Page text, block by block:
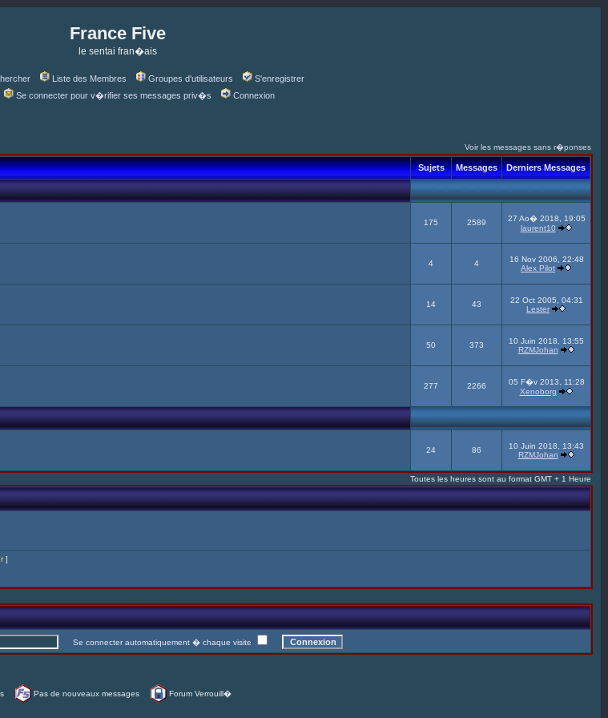
France Five
le sentai fran�ais
Liste des Membres Groupes d'utilisateurs
S'enregistrer
Se connecter pour v�rifier ses messages priv�s Connexion
Voir les messages sans r�ponses
Sujets Messages Derniers Messages
175 2589
27 Ao� 2018, 19:05
laurent10
4 4
16 Nov 2006, 22:48
Alex Pilot
14 43
22 Oct 2005, 04:31
Lester
50 373
10 Juin 2018, 13:55
RZMJohan
277 2266
05 F�v 2013, 11:28
Xenoborg
24 86
10 Juin 2018, 13:43
RZMJohan
Toutes les heures sont au format GMT + 1 Heure
]
Se connecter automatiquement � chaque visite
Pas de nouveaux messages Forum Verrouill�